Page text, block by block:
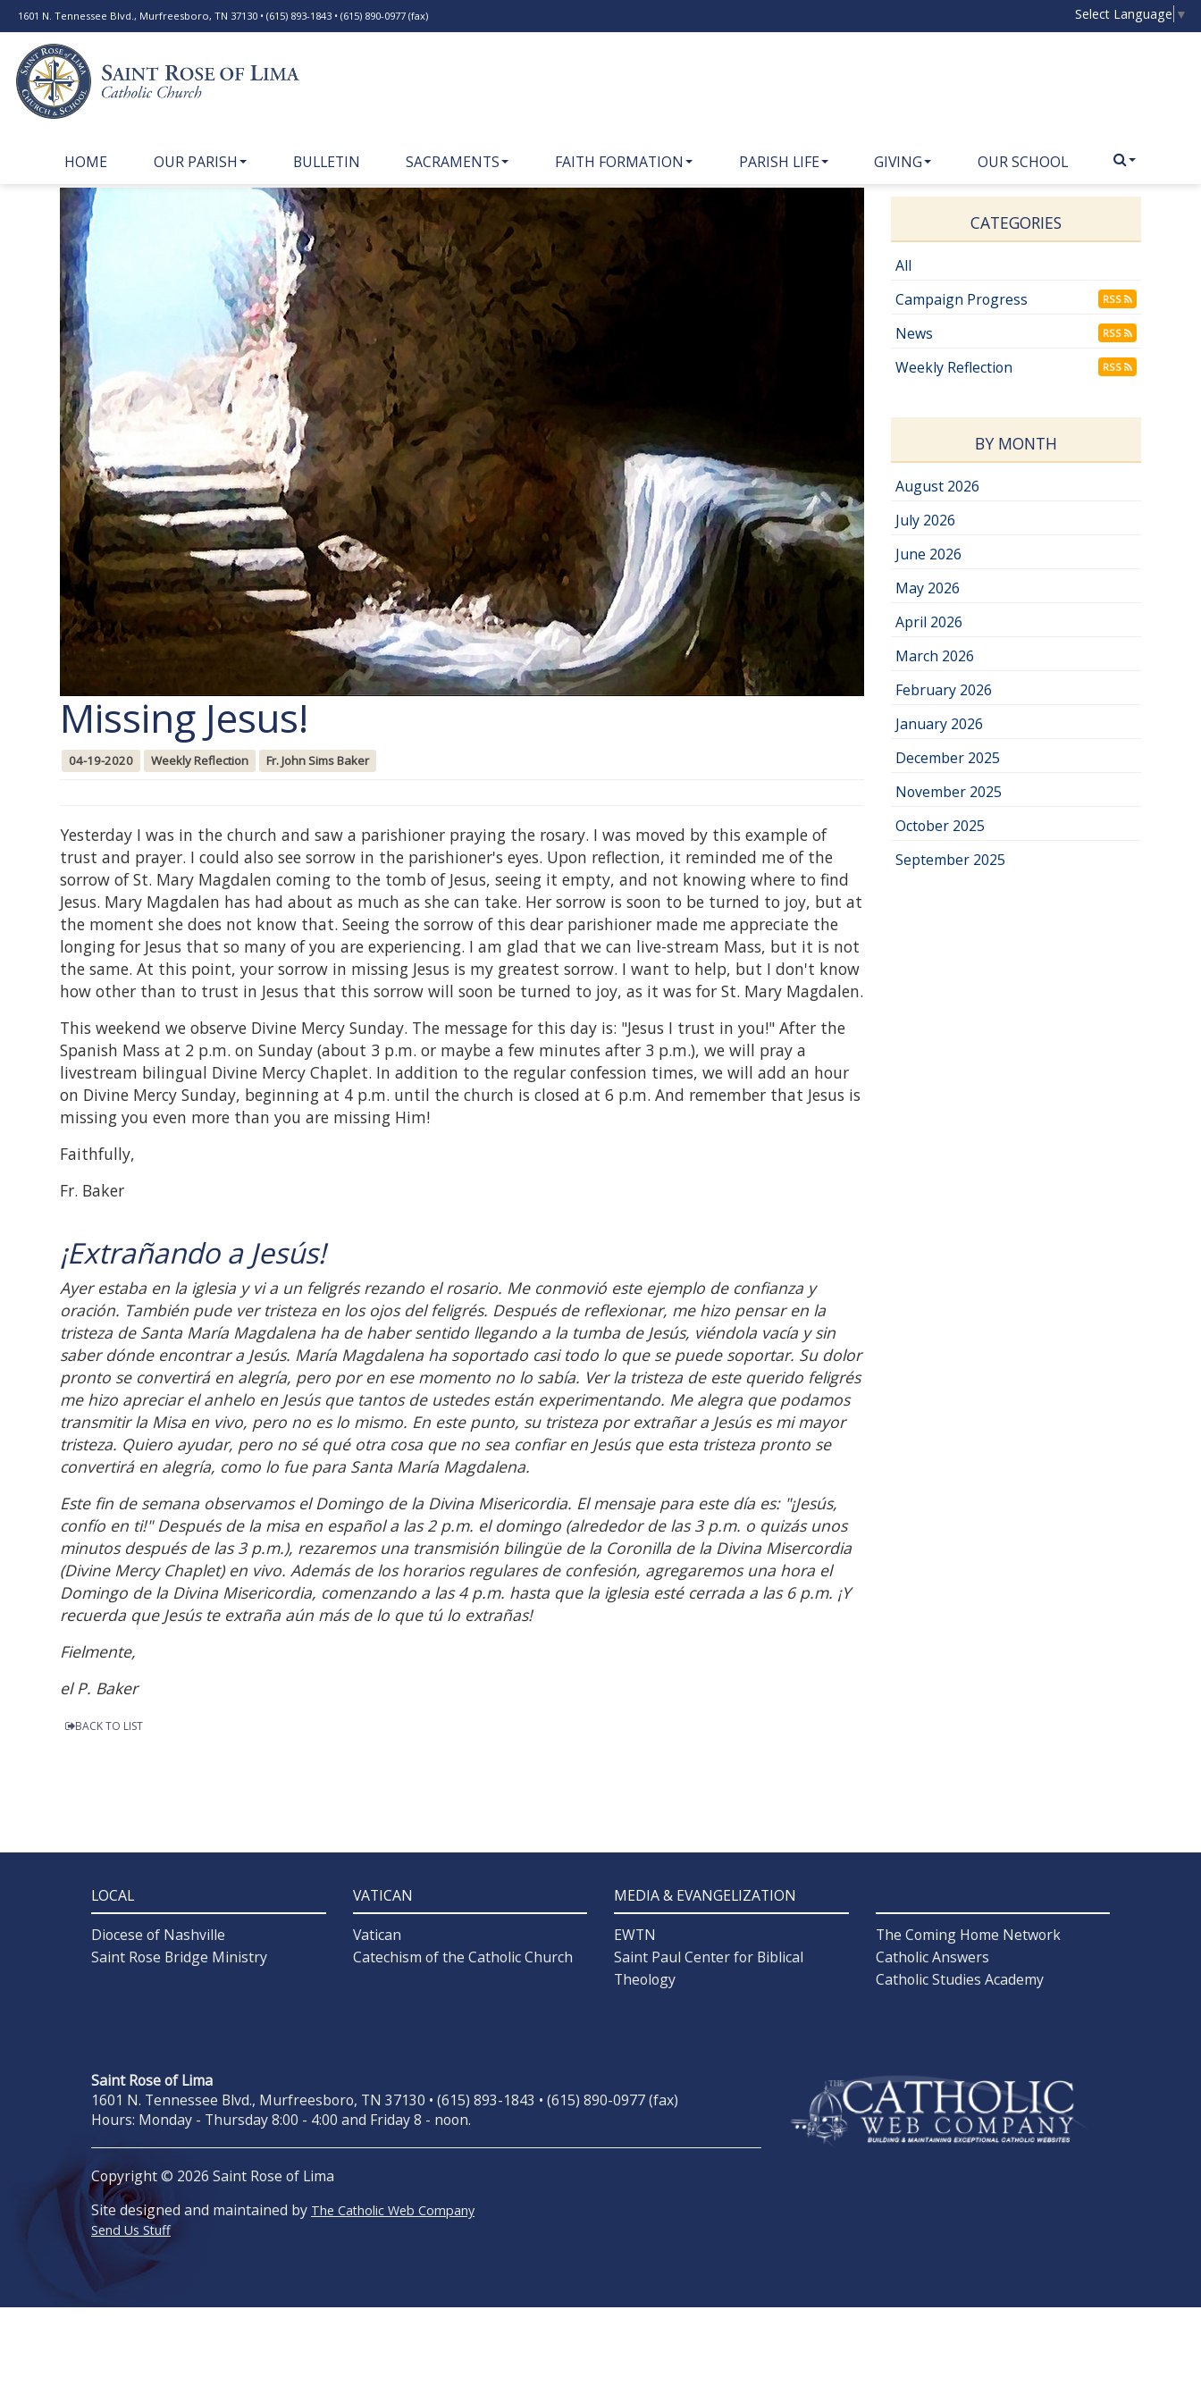
1601 N. Tennessee Blvd., Murfreesboro, TN 37130 • (615) 893-1843 • (615) 890-0977 (fax) Select Language ▼
HOME OUR PARISH BULLETIN SACRAMENTS FAITH FORMATION PARISH LIFE GIVING OUR SCHOOL
Missing Jesus!
04-19-2020 Weekly Reflection Fr. John Sims Baker
Yesterday I was in the church and saw a parishioner praying the rosary. I was moved by this example of
trust and prayer. I could also see sorrow in the parishioner's eyes. Upon reflection, it reminded me of the
sorrow of St. Mary Magdalen coming to the tomb of Jesus, seeing it empty, and not knowing where to find
Jesus. Mary Magdalen has had about as much as she can take. Her sorrow is soon to be turned to joy, but at
the moment she does not know that. Seeing the sorrow of this dear parishioner made me appreciate the
longing for Jesus that so many of you are experiencing. I am glad that we can live-stream Mass, but it is not
the same. At this point, your sorrow in missing Jesus is my greatest sorrow. I want to help, but I don't know
how other than to trust in Jesus that this sorrow will soon be turned to joy, as it was for St. Mary Magdalen.
This weekend we observe Divine Mercy Sunday. The message for this day is: "Jesus I trust in you!" After the
Spanish Mass at 2 p.m. on Sunday (about 3 p.m. or maybe a few minutes after 3 p.m.), we will pray a
livestream bilingual Divine Mercy Chaplet. In addition to the regular confession times, we will add an hour
on Divine Mercy Sunday, beginning at 4 p.m. until the church is closed at 6 p.m. And remember that Jesus is
missing you even more than you are missing Him!
Faithfully,
Fr. Baker
¡Extrañando a Jesús!
Ayer estaba en la iglesia y vi a un feligrés rezando el rosario. Me conmovió este ejemplo de confianza y
oración. También pude ver tristeza en los ojos del feligrés. Después de reflexionar, me hizo pensar en la
tristeza de Santa María Magdalena ha de haber sentido llegando a la tumba de Jesús, viéndola vacía y sin
saber dónde encontrar a Jesús. María Magdalena ha soportado casi todo lo que se puede soportar. Su dolor
pronto se convertirá en alegría, pero por en ese momento no lo sabía. Ver la tristeza de este querido feligrés
me hizo apreciar el anhelo en Jesús que tantos de ustedes están experimentando. Me alegra que podamos
transmitir la Misa en vivo, pero no es lo mismo. En este punto, su tristeza por extrañar a Jesús es mi mayor
tristeza. Quiero ayudar, pero no sé qué otra cosa que no sea confiar en Jesús que esta tristeza pronto se
convertirá en alegría, como lo fue para Santa María Magdalena.
Este fin de semana observamos el Domingo de la Divina Misericordia. El mensaje para este día es: "¡Jesús,
confío en ti!" Después de la misa en español a las 2 p.m. el domingo (alrededor de las 3 p.m. o quizás unos
minutos después de las 3 p.m.), rezaremos una transmisión bilingüe de la Coronilla de la Divina Misercordia
(Divine Mercy Chaplet) en vivo. Además de los horarios regulares de confesión, agregaremos una hora el
Domingo de la Divina Misericordia, comenzando a las 4 p.m. hasta que la iglesia esté cerrada a las 6 p.m. ¡Y
recuerda que Jesús te extraña aún más de lo que tú lo extrañas!
Fielmente,
el P. Baker
BACK TO LIST
CATEGORIES
All
Campaign Progress
RSS
News RSS
Weekly Reflection RSS
BY MONTH
August 2026
July 2026
June 2026
May 2026
April 2026
March 2026
February 2026
January 2026
December 2025
November 2025
October 2025
September 2025
LOCAL
Diocese of Nashville
Saint Rose Bridge Ministry
VATICAN
Vatican
Catechism of the Catholic Church
MEDIA & EVANGELIZATION
EWTN
Saint Paul Center for Biblical
Theology
The Coming Home Network
Catholic Answers
Catholic Studies Academy
Saint Rose of Lima
1601 N. Tennessee Blvd., Murfreesboro, TN 37130 • (615) 893-1843 • (615) 890-0977 (fax)
Hours: Monday - Thursday 8:00 - 4:00 and Friday 8 - noon.
Copyright © 2026 Saint Rose of Lima
Site designed and maintained by The Catholic Web Company
Send Us Stuff